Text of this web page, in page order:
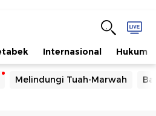
Internasional Hukum
Melindungi Tuah-Marwah